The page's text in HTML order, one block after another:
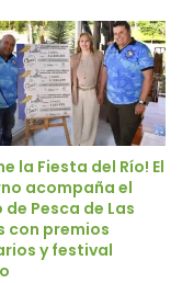
la Fiesta del Río! El
acompaña el
de Pesca de Las
con premios
y festival